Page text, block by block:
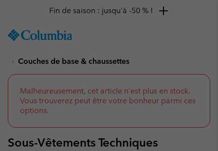
TO
SKIP
NAV
SKIP
TO
SEARCH
Fin de saison : jusqu'à -50 % !
Couches de base & chaussettes
Malheureusement, cet article n'est plus en stock.
Vous trouverez peut être votre bonheur parmi ces
options.
Sous-Vêtements Techniques